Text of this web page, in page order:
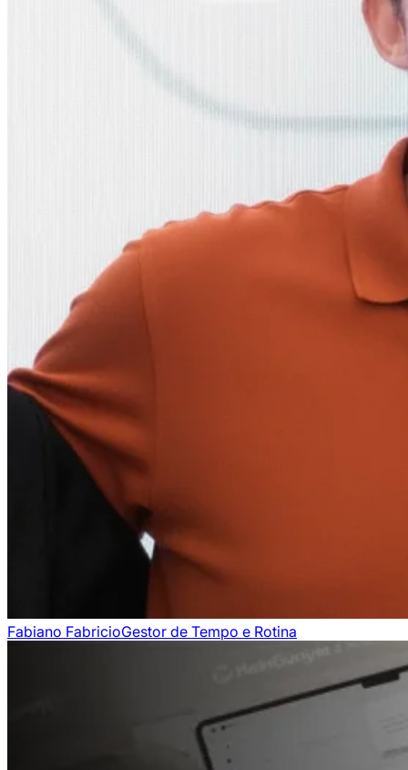
Fabiano FabricioGestor de Tempo e Rotina